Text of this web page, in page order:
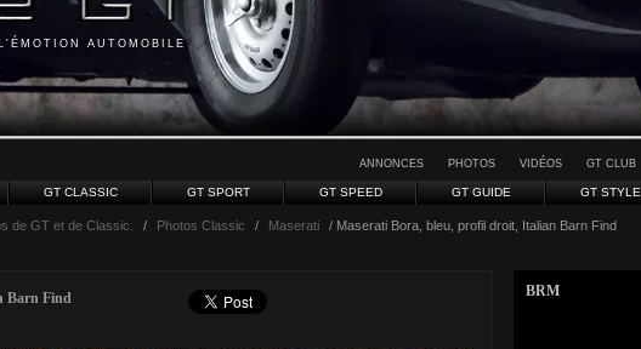
AUTOMOBILE
ANNONCES PHOTOS VIDÉOS GT CLUB
GT CLASSIC GT SPORT GT SPEED GT GUIDE GT STYLE
de GT et de Classic. / Photos Classic / Maserati / Maserati Bora, bleu, profil droit, Italian Barn Find
Barn Find BRM